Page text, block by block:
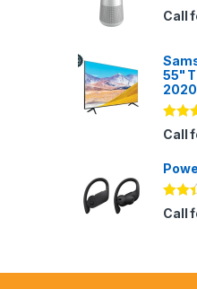
Call
55"
2020
Note
2.94
Call
Note
2.35
Call